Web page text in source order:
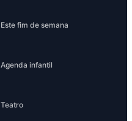
Este fim de semana
Agenda infantil
Teatro